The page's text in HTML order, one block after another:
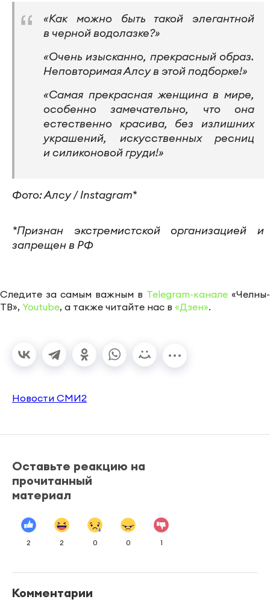
«Как можно быть такой элегантной
в черной водолазке?»
«Очень изысканно, прекрасный образ.
Неповторимая Алсу в этой подборке!»
«Самая прекрасная женщина в мире,
особенно замечательно, что она
естественно красива, без излишних
украшений, искусственных ресниц
и силиконовой груди!»
Фото: Алсу / Instagram*
*Признан экстремистской организацией и
запрещен в РФ
Следите за самым важным в Telegram-канале «Челны-
ТВ», Youtube, а также читайте нас в «Дзен».
Новости СМИ2
Оставьте реакцию на
прочитанный
материал
2 2 0 0 1
Комментарии